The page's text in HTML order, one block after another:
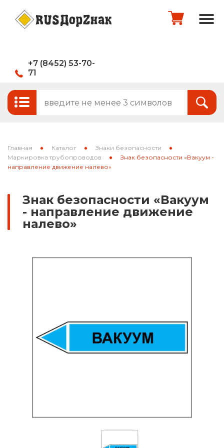
+7 (8452) 53-70-
71
Оформить заказ
Итого:Стандартные и временные дорожные
Знаки на щитах
Каркасные знаки
Паспорта объектов (щиты для
национальных проектов)
Светодиодные дорожные знаки
Передвижные заградительные знаки
Светодиодные знаки на солнечной
Главная Каталог
Знаки безопасности
Маркировка трубопроводов
Знак безопасности «Вакуум -
направление движение налево»
Знак безопасности «Вакуум
- направление движение
налево»
Саратов